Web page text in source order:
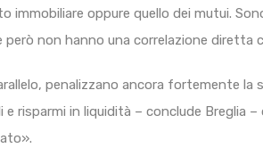
immobiliare oppure quello dei mutui.
però non hanno una correlazione diretta
penalizzano ancora fortemente
risparmi in liquidità – conclude Breglia